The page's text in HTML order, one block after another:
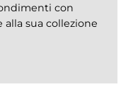
con
sua collezione